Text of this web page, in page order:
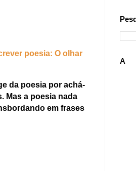
poesia: O olhar
da poesia por achá-
Mas a poesia nada
em frases
A